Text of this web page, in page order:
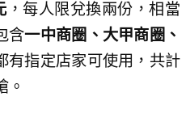
，每人限兌換兩份，相當
含一中商圈、大甲商圈、
有指定店家可使用，共計
。